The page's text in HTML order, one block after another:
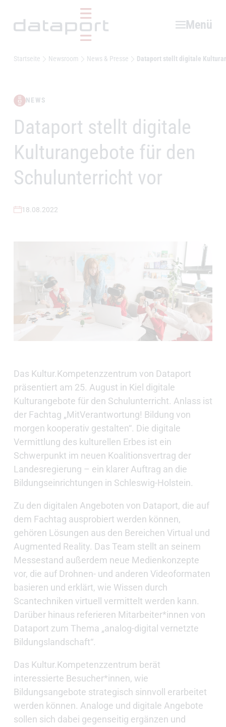
Menü
Startseite Newsroom News & Presse Dataport stellt digitale
NEWS
–
Dataport stellt digitale
Kulturangebote für den
Schulunterricht vor
18.08.2022
Das Kultur.Kompetenzzentrum von Dataport
präsentiert am 25. August in Kiel digitale
Kulturangebote für den Schulunterricht. Anlass ist
der Fachtag „MitVerantwortung! Bildung von
morgen kooperativ gestalten“. Die digitale
Vermittlung des kulturellen Erbes ist ein
Schwerpunkt im neuen Koalitionsvertrag der
Landesregierung – ein klarer Auftrag an die
Bildungseinrichtungen in Schleswig-Holstein.
Zu den digitalen Angeboten von Dataport, die auf
dem Fachtag ausprobiert werden können,
gehören Lösungen aus den Bereichen Virtual und
Augmented Reality. Das Team stellt an seinem
Messestand außerdem neue Medienkonzepte
vor, die auf Drohnen- und anderen Videoformaten
basieren und erklärt, wie Wissen durch
Scantechniken virtuell vermittelt werden kann.
Darüber hinaus referieren Mitarbeiter*innen von
Dataport zum Thema „analog-digital vernetzte
Bildungslandschaft“.
Das Kultur.Kompetenzzentrum berät
interessierte Besucher*innen, wie
Bildungsangebote strategisch sinnvoll erarbeitet
werden können. Analoge und digitale Angebote
sollen sich dabei gegenseitig ergänzen und